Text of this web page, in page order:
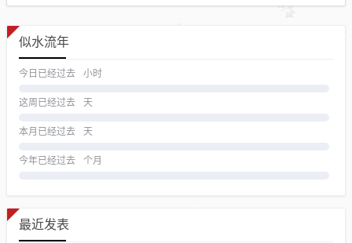
似水流年
今日已经过去 小时
这周已经过去 天
本月已经过去 天
今年已经过去 个月
最近发表